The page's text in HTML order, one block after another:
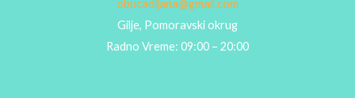
obucadijana@gmail.com
Gilje, Pomoravski okrug
Radno Vreme: 09:00 – 20:00